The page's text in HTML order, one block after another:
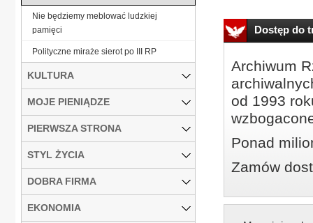
Dostęp do
Archiwum
od 1993
Ponad
Zamów
Nie będziemy meblować ludzkiej
pamięci
Polityczne miraże sierot po III RP
KULTURA
MOJE PIENIĄDZE
PIERWSZA STRONA
STYL ŻYCIA
DOBRA FIRMA
EKONOMIA